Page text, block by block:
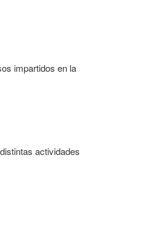
impartidos en la
actividades